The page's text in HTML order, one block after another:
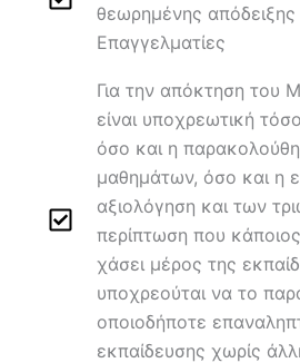
θεωρημένης απόδειξης
Επαγγελματίες
Για την απόκτηση του
είναι υποχρεωτική
όσο και η
μαθημάτων, όσο και η
αξιολόγηση και των
περίπτωση που
χάσει μέρος της
υποχρεούται να το
οποιοδήποτε
εκπαίδευσης χωρίς